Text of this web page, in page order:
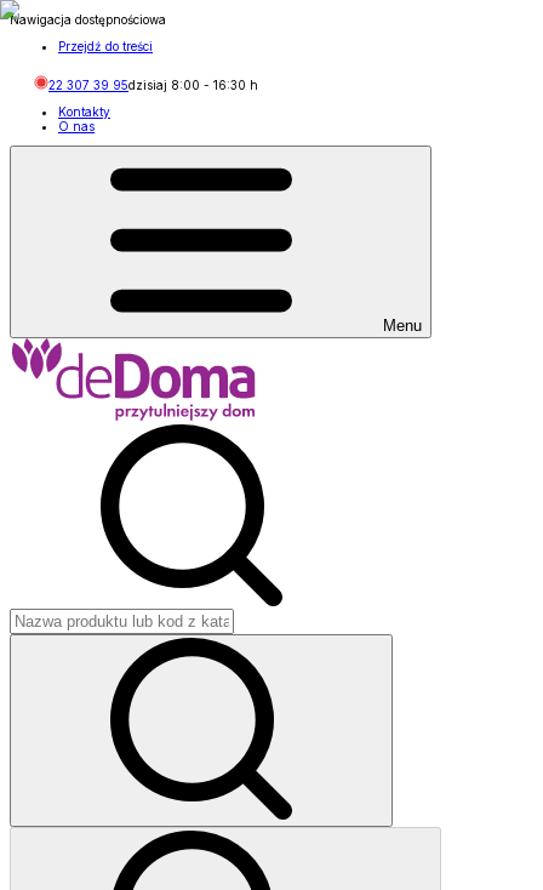
Nawigacja dostępnościowa
Przejdź do treści
22 307 39 95dzisiaj 8:00 - 16:30 h
Kontakty
O nas
Menu